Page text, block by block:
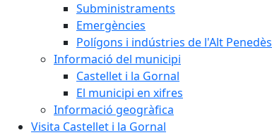
Subministraments
Emergències
Polígons i indústries de l'Alt Penedès
Informació del municipi
Castellet i la Gornal
El municipi en xifres
Informació geogràfica
Visita Castellet i la Gornal